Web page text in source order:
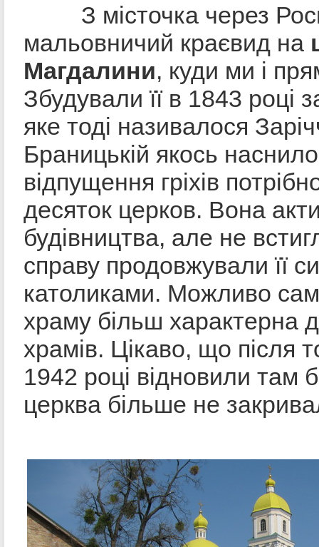
З місточка через Рось
мальовничий краєвид на
Магдалини, куди ми і
Збудували її в 1843 році
яке тоді називалося
Браницькій якось
відпущення гріхів
десяток церков. Вона
будівництва, але не
справу продовжували її
католиками. Можливо
храму більш характерна
храмів. Цікаво, що після
1942 році відновили там
церква більше не